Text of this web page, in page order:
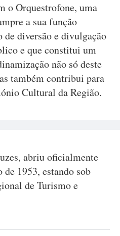
o Orquestrofone, uma
a sua função
diversão e divulgação
e que constitui um
não só deste
também contribui para
Cultural da Região.
abriu oficialmente
1953, estando sob
de Turismo e